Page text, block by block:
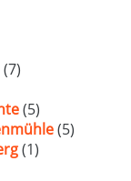
(7)
(5)
(5)
(1)